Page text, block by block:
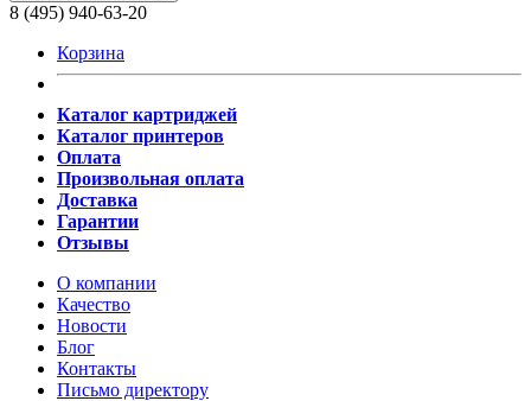
8 (495) 940-63-20
Корзина
Каталог картриджей
Каталог принтеров
Оплата
Произвольная оплата
Доставка
Гарантии
Отзывы
О компании
Качество
Новости
Блог
Контакты
Письмо директору